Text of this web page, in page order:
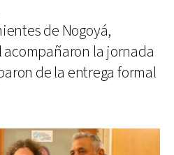
de Nogoyá,
acompañaron la jornada
de la entrega formal